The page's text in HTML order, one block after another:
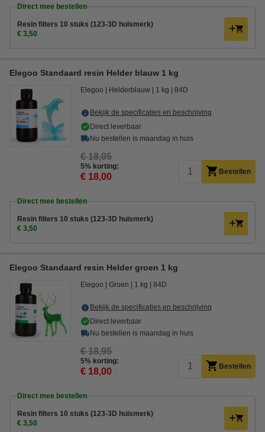
Direct mee bestellen
Resin filters 10 stuks (123-3D huismerk)
€ 3,50
Elegoo Standaard resin Helder blauw 1 kg
Elegoo Helderblauw 1 kg 84D
Bekijk de specificaties en beschrijving
Direct leverbaar
Nu bestellen is maandag in huis
€ 18,95
5% korting:
€ 18,00 Bestellen
Direct mee bestellen
Resin filters 10 stuks (123-3D huismerk)
€ 3,50
Elegoo Standaard resin Helder groen 1 kg
Elegoo Groen 1 kg 84D
Bekijk de specificaties en beschrijving
Direct leverbaar
Nu bestellen is maandag in huis
€ 18,95
5% korting:
€ 18,00 Bestellen
Direct mee bestellen
Resin filters 10 stuks (123-3D huismerk)
€ 3,50